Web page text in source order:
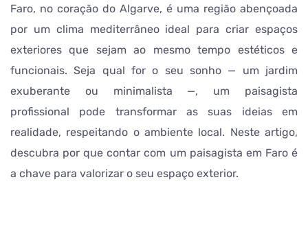
Faro, no coração do Algarve, é uma região abençoada
por um clima mediterrâneo ideal para criar espaços
exteriores que sejam ao mesmo tempo estéticos e
funcionais. Seja qual for o seu sonho — um jardim
exuberante ou minimalista —, um paisagista
profissional pode transformar as suas ideias em
realidade, respeitando o ambiente local. Neste artigo,
descubra por que contar com um paisagista em Faro é
a chave para valorizar o seu espaço exterior.